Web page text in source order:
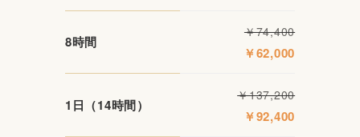
8時間
￥74,400
￥62,000
1日（14時間）
￥137,200
￥92,400